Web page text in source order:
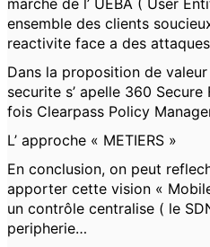
marche de l’ UEBA ( User
ensemble des clients
reactivite face a des
Dans la proposition de
securite s’ apelle 360
fois Clearpass Policy
L’ approche « METIERS »
En conclusion, on peut
apporter cette vision «
un contrôle centralise ( le
peripherie…